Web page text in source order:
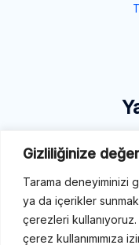
Gizliliğinize
Tarama deneyiminizi
ya da içerikler
çerezleri kullanıyoruz.
çerez kullanımımıza